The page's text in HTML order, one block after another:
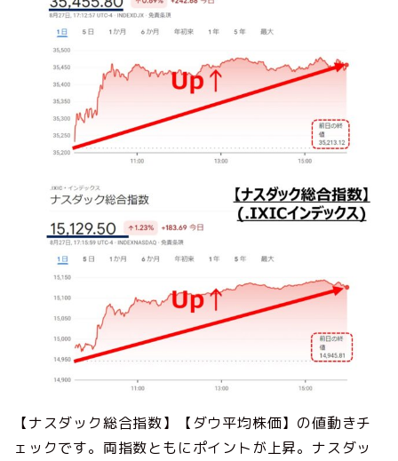
【ナスダック総合指数】【ダウ平均株価】の値動きチ
ェックです。両指数ともにポイントが上昇。ナスダッ